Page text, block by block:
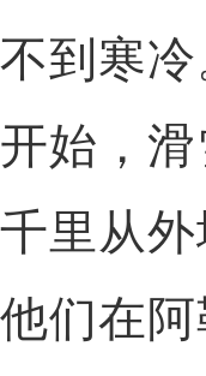
到寒
，滑
里从
们在